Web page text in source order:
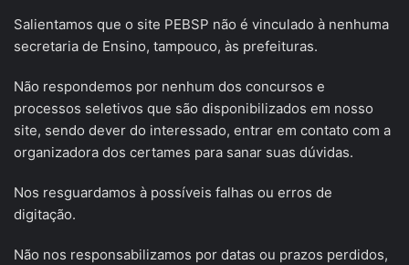
Salientamos que o site PEBSP não é vinculado à nenhuma
secretaria de Ensino, tampouco, às prefeituras.
Não respondemos por nenhum dos concursos e
processos seletivos que são disponibilizados em nosso
site, sendo dever do interessado, entrar em contato com a
organizadora dos certames para sanar suas dúvidas.
Nos resguardamos à possíveis falhas ou erros de
digitação.
Não nos responsabilizamos por datas ou prazos perdidos,